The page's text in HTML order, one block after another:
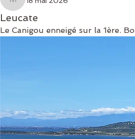
mologni.florence
Leucate
Le Canigou enneigé sur la 1ère.